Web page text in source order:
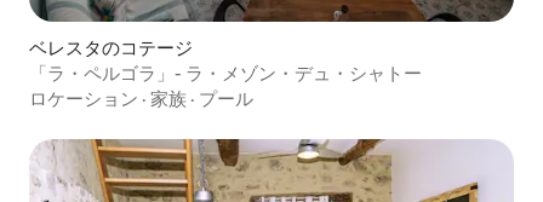
ベレスタのコテージ
「ラ・ペルゴラ」- ラ・メゾン・デュ・シャトー
ロケーション · 家族 · プール